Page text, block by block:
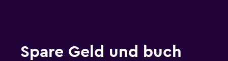
Spare Geld und buch